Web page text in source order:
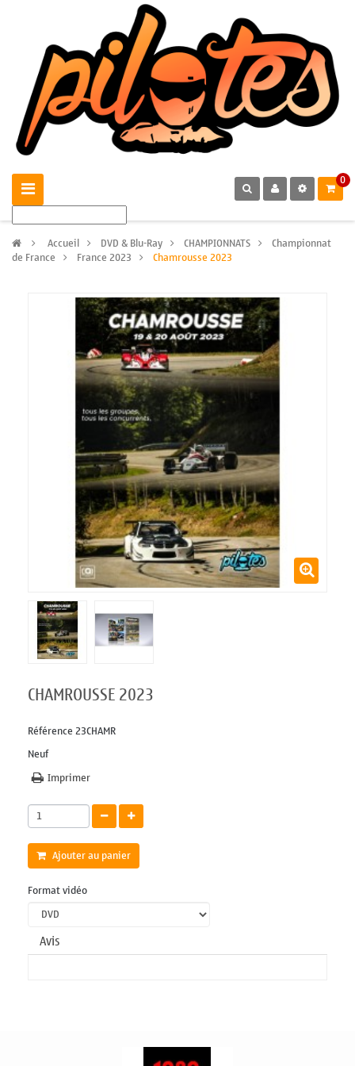
0
> Accueil > DVD & Blu-Ray > CHAMPIONNATS > Championnat
de France > France 2023 > Chamrousse 2023
CHAMROUSSE 2023
Référence23CHAMR
Neuf
Imprimer
Ajouter au panier
Format vidéo
Avis